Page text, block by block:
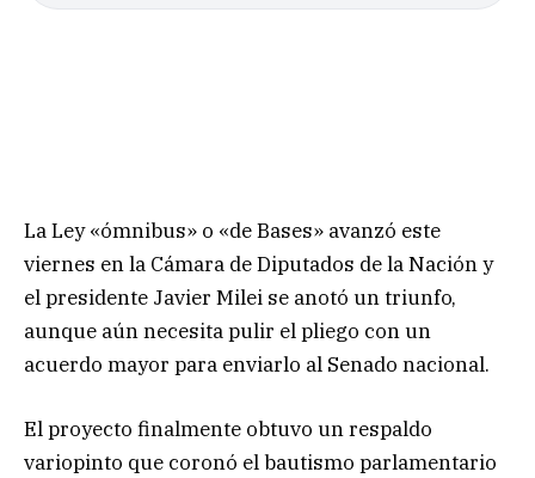
La Ley «ómnibus» o «de Bases» avanzó este
viernes en la Cámara de Diputados de la Nación y
el presidente Javier Milei se anotó un triunfo,
aunque aún necesita pulir el pliego con un
acuerdo mayor para enviarlo al Senado nacional.
El proyecto finalmente obtuvo un respaldo
variopinto que coronó el bautismo parlamentario